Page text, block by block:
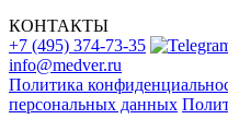
КОНТАКТЫ
+7 (495) 374-73-35
info@medver.ru
Политика
персональных данных